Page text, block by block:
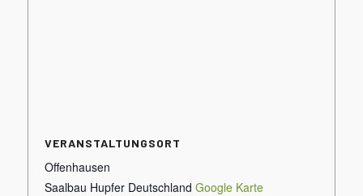
VERANSTALTUNGSORT
Offenhausen
Saalbau Hupfer Deutschland Google Karte